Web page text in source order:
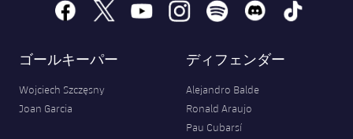
facebook
x youtubeinstagramspotify discord tiktok
ゴールキーパー
Wojciech Szczęsny
Joan Garcia
ディフェンダー
Alejandro Balde
Ronald Araujo
Pau Cubarsí